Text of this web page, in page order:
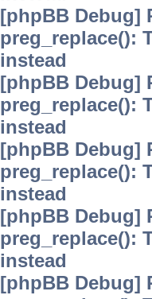
[phpBB Debug]
preg_replace():
instead
[phpBB Debug]
preg_replace():
instead
[phpBB Debug]
preg_replace():
instead
[phpBB Debug]
preg_replace():
instead
[phpBB Debug]